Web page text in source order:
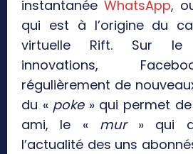
instantanée WhatsApp,
qui est à l’origine du
virtuelle Rift. Sur le
innovations,
régulièrement de
du « poke» qui permet
ami, le « mur» qui
l’actualité des uns